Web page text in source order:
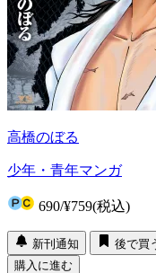
高橋のぼる
少年・青年マンガ
690/¥759(税込)
新刊通知
後で買
購入に進む